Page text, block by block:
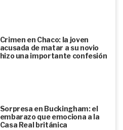
Crimen en Chaco: la joven
acusada de matar a su novio
hizo una importante confesión
Sorpresa en Buckingham: el
embarazo que emociona a la
Casa Real británica